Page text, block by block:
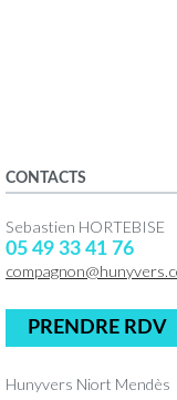
CONTACTS
Sebastien HORTEBISE
05 49 33 41 76
PRENDRE RDV
Hunyvers Niort Mendès